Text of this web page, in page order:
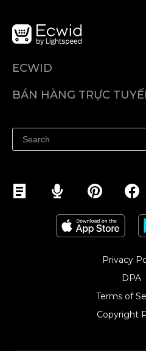
ECWID
Trung tâm trợ giúp
BÁN HÀNG TRỰC
Quảng bá ở bất cứ đâu
Kiểm soát mọi thứ
Privacy
DPA
Terms of
Copyright